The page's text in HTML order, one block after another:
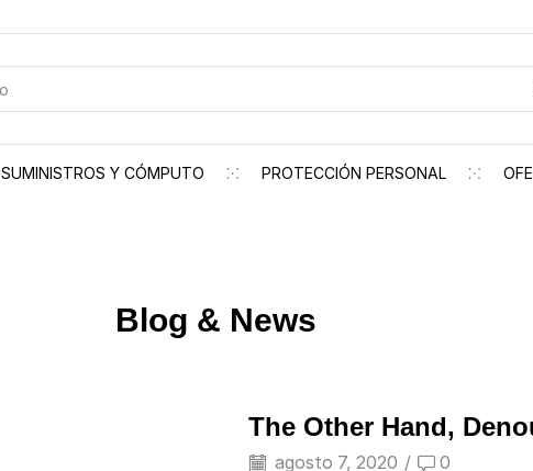
SUMINISTROS Y CÓMPUTO PROTECCIÓN PERSONAL
Blog & News
The Other Hand,
agosto 7, 2020 / 0